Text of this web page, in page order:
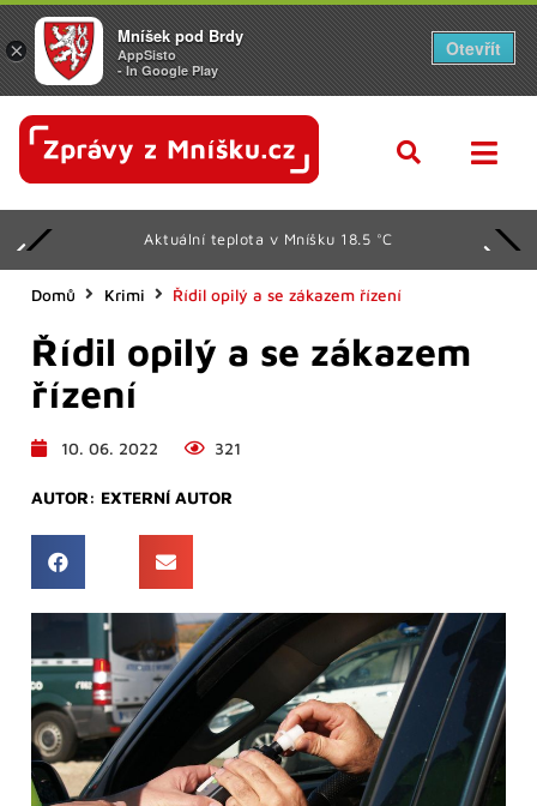
Aktuální teplota v Mníšku 18.5 °C
Domů Krimi Řídil opilý a se zákazem řízení
Řídil opilý a se zákazem
řízení
10. 06. 2022 321
AUTOR: EXTERNÍ AUTOR
×
Mníšek pod Brdy
AppSisto
- In Google Play
Otevřít